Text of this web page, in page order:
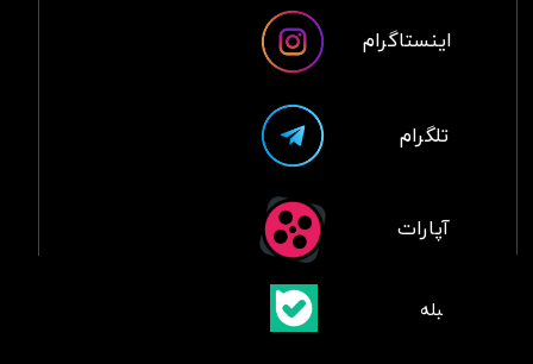
آپارات
تلگرام
اینستاگرام
​بلبله​​​​​​​بله